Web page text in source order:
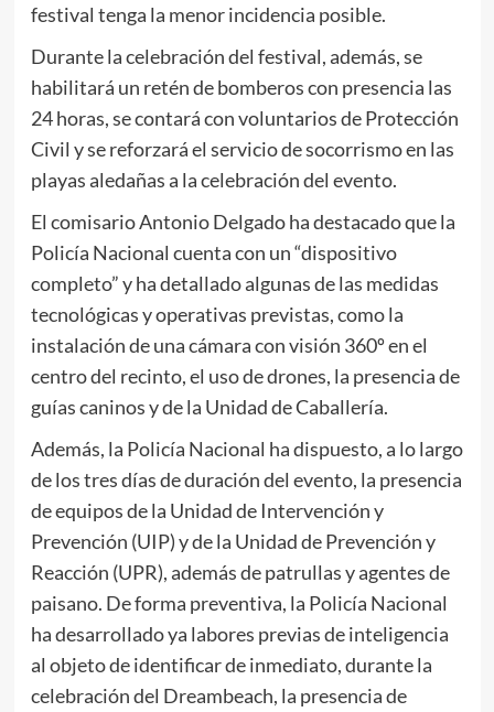
festival tenga la menor incidencia posible.
Durante la celebración del festival, además, se
habilitará un retén de bomberos con presencia las
24 horas, se contará con voluntarios de Protección
Civil y se reforzará el servicio de socorrismo en las
playas aledañas a la celebración del evento.
El comisario Antonio Delgado ha destacado que la
Policía Nacional cuenta con un “dispositivo
completo” y ha detallado algunas de las medidas
tecnológicas y operativas previstas, como la
instalación de una cámara con visión 360º en el
centro del recinto, el uso de drones, la presencia de
guías caninos y de la Unidad de Caballería.
Además, la Policía Nacional ha dispuesto, a lo largo
de los tres días de duración del evento, la presencia
de equipos de la Unidad de Intervención y
Prevención (UIP) y de la Unidad de Prevención y
Reacción (UPR), además de patrullas y agentes de
paisano. De forma preventiva, la Policía Nacional
ha desarrollado ya labores previas de inteligencia
al objeto de identificar de inmediato, durante la
celebración del Dreambeach, la presencia de